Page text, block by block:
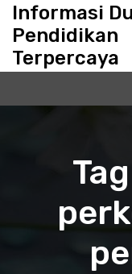
Informasi
Pendidikan
Terpercaya